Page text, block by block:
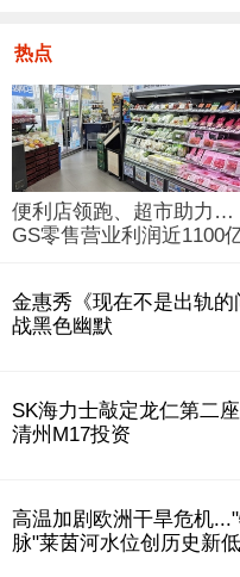
热点
便利店领跑、超市助力…
GS零售营业利润近1100
金惠秀《现在不是出轨的
战黑色幽默
SK海力士敲定龙仁第二
清州M17投资
高温加剧欧洲干旱危机
脉"莱茵河水位创历史新低